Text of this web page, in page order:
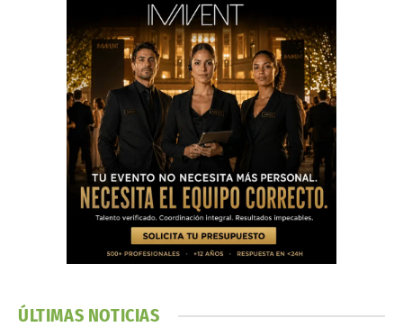
ÚLTIMAS NOTICIAS